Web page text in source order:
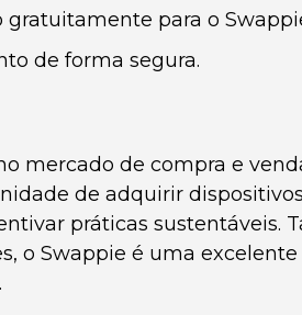
gratuitamente para o
de forma segura.
mercado de compra e
de adquirir
práticas sustentáveis.
o Swappie é uma